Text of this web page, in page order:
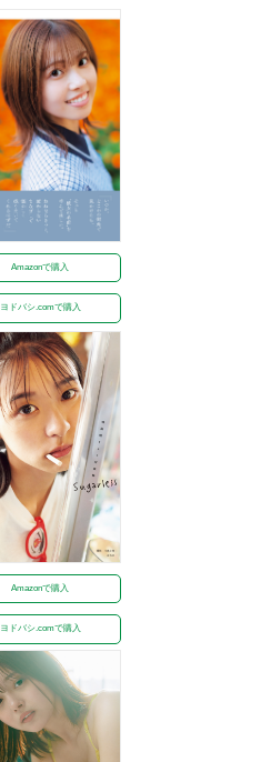
Amazonで購入
ヨドバシ.comで購入
Amazonで購入
ヨドバシ.comで購入